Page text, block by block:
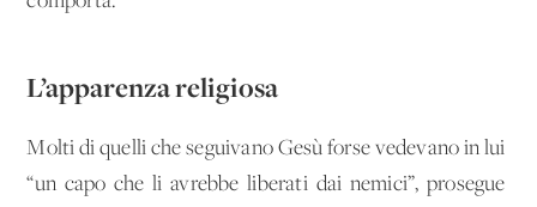
L’apparenza religiosa
Molti di quelli che seguivano Gesù forse vedevano in lui
“un capo che li avrebbe liberati dai nemici”, prosegue